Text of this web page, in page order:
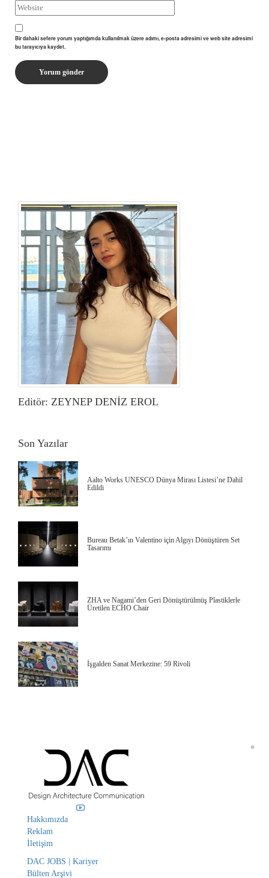
Bir dahaki sefere yorum yaptığımda kullanılmak üzere adımı, e-posta adresimi ve web site adresimi
bu tarayıcıya kaydet.
Editör: ZEYNEP DENİZ EROL
Son Yazılar
Aalto Works UNESCO Dünya Mirası Listesi’ne Dahil
Edildi
Bureau Betak’ın Valentino için Algıyı Dönüştüren Set
Tasarımı
ZHA ve Nagami’den Geri Dönüştürülmüş Plastiklerle
Üretilen ECHO Chair
İşgalden Sanat Merkezine: 59 Rivoli
Hakkımızda
Reklam
İletişim
DAC JOBS | Kariyer
Bülten Arşivi
©